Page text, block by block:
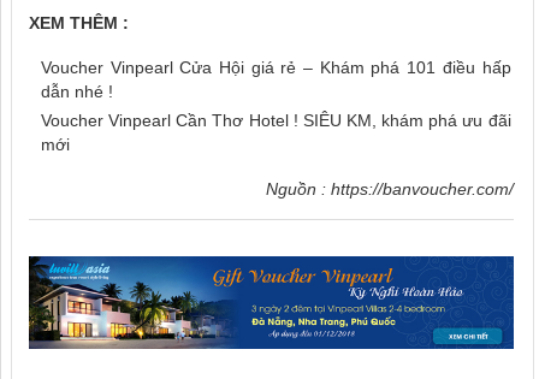
XEM THÊM :
Voucher Vinpearl Cửa Hội giá rẻ – Khám phá 101 điều hấp
dẫn nhé !
Voucher Vinpearl Cần Thơ Hotel ! SIÊU KM, khám phá ưu đãi
mới
Nguồn : https://banvoucher.com/